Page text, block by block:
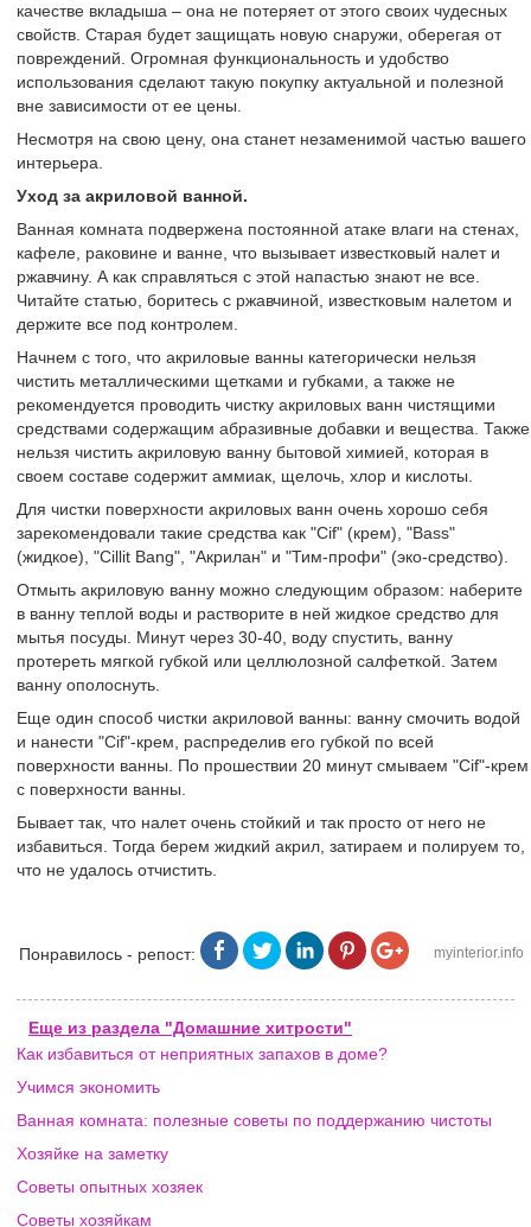
качестве вкладыша – она не потеряет от этого своих чудесных
свойств. Старая будет защищать новую снаружи, оберегая от
повреждений. Огромная функциональность и удобство
использования сделают такую покупку актуальной и полезной
вне зависимости от ее цены.
Несмотря на свою цену, она станет незаменимой частью вашего
интерьера.
Уход за акриловой ванной.
Ванная комната подвержена постоянной атаке влаги на стенах,
кафеле, раковине и ванне, что вызывает известковый налет и
ржавчину. А как справляться с этой напастью знают не все.
Читайте статью, боритесь с ржавчиной, известковым налетом и
держите все под контролем.
Начнем с того, что акриловые ванны категорически нельзя
чистить металлическими щетками и губками, а также не
рекомендуется проводить чистку акриловых ванн чистящими
средствами содержащим абразивные добавки и вещества. Также
нельзя чистить акриловую ванну бытовой химией, которая в
своем составе содержит аммиак, щелочь, хлор и кислоты.
Для чистки поверхности акриловых ванн очень хорошо себя
зарекомендовали такие средства как "Cif" (крем), "Bass"
(жидкое), "Cillit Bang", "Акрилан" и "Тим-профи" (эко-средство).
Отмыть акриловую ванну можно следующим образом: наберите
в ванну теплой воды и растворите в ней жидкое средство для
мытья посуды. Минут через 30-40, воду спустить, ванну
протереть мягкой губкой или целлюлозной салфеткой. Затем
ванну ополоснуть.
Еще один способ чистки акриловой ванны: ванну смочить водой
и нанести "Cif"-крем, распределив его губкой по всей
поверхности ванны. По прошествии 20 минут смываем "Cif"-крем
с поверхности ванны.
Бывает так, что налет очень стойкий и так просто от него не
избавиться. Тогда берем жидкий акрил, затираем и полируем то,
что не удалось отчистить.
Понравилось - репост: myinterior.info
Еще из раздела "Домашние хитрости"
Как избавиться от неприятных запахов в доме?
Учимся экономить
Ванная комната: полезные советы по поддержанию чистоты
Хозяйке на заметку
Советы опытных хозяек
Советы хозяйкам